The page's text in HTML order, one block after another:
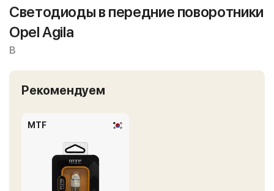
Светодиоды в передние поворотники
Opel Agila
B
Рекомендуем
MTF